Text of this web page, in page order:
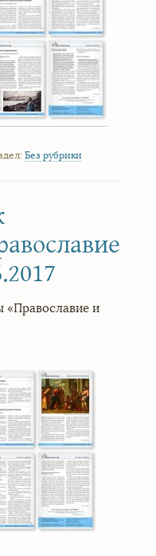
Без рубрики
«Православие и